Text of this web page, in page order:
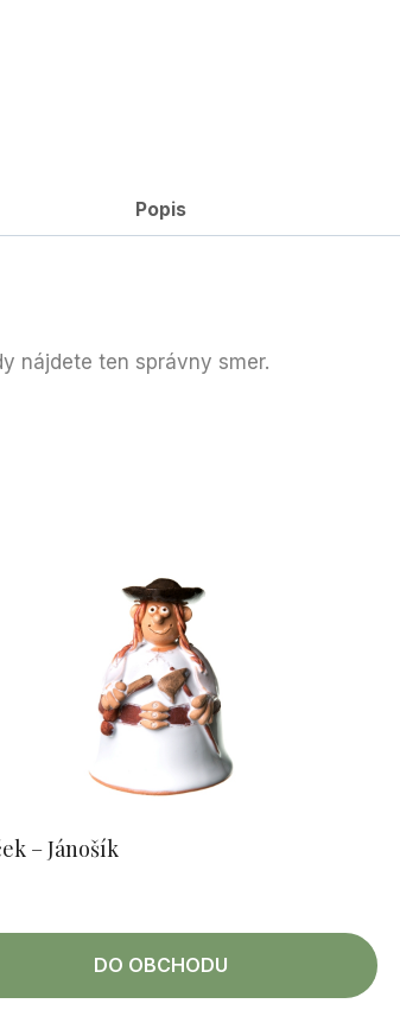
Popis
nájdete ten správny smer.
– Jánošík
DO OBCHODU